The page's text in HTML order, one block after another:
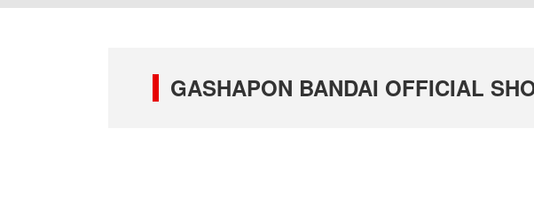
GASHAPON BANDAI OFFICIAL